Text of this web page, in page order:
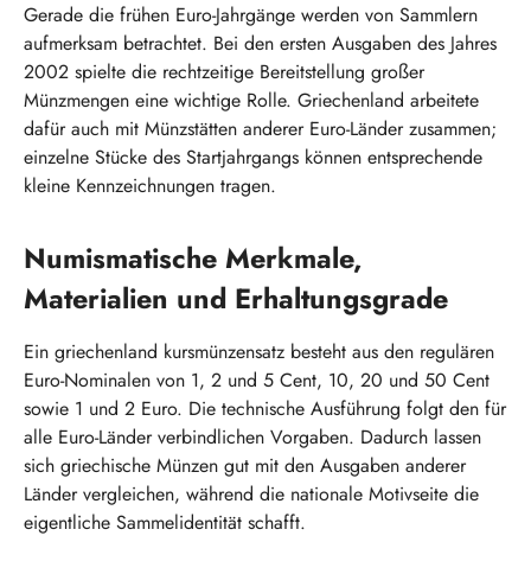
Gerade die frühen Euro-Jahrgänge werden von Sammlern
aufmerksam betrachtet. Bei den ersten Ausgaben des Jahres
2002 spielte die rechtzeitige Bereitstellung großer
Münzmengen eine wichtige Rolle. Griechenland arbeitete
dafür auch mit Münzstätten anderer Euro-Länder zusammen;
einzelne Stücke des Startjahrgangs können entsprechende
kleine Kennzeichnungen tragen.
Numismatische Merkmale,
Materialien und Erhaltungsgrade
Ein griechenland kursmünzensatz besteht aus den regulären
Euro-Nominalen von 1, 2 und 5 Cent, 10, 20 und 50 Cent
sowie 1 und 2 Euro. Die technische Ausführung folgt den für
alle Euro-Länder verbindlichen Vorgaben. Dadurch lassen
sich griechische Münzen gut mit den Ausgaben anderer
Länder vergleichen, während die nationale Motivseite die
eigentliche Sammelidentität schafft.